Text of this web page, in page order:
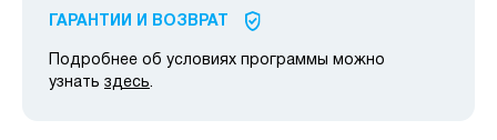
ГАРАНТИИ И ВОЗВРАТ
Подробнее об условиях программы можно
узнать здесь.